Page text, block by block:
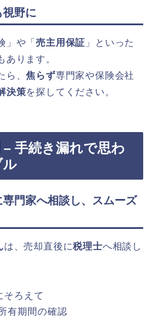
野に
」や「売主用保証 」といった
あります。
ら、焦らず専門家や保険会社
決策を探してください。
– 手続き漏れで思わ
ル
門家へ相談し、スムーズ
は、売却直後に税理士へ相談し
そろえて
有期間の確認